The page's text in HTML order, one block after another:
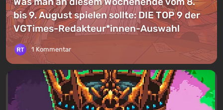
bis 9. August spielen sollte: DIE TOP 9 der
VGTimes-Redakteur*innen-Auswahl
1 Kommentar